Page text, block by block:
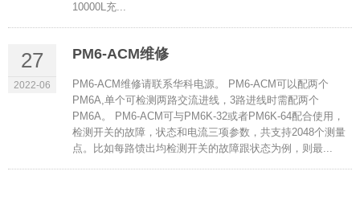
10000L充...
27
2022-06
PM6-ACM维修
PM6-ACM维修请联系华科电源。 PM6-ACM可以配两个
PM6A,单个可检测两路交流进线，3路进线时需配两个
PM6A。 PM6-ACM可与PM6K-32或者PM6K-64配合使用，
检测开关的故障，状态和电流三项参数，共支持2048个测量
点。比如每路馈出均检测开关的故障跟状态为例，则最...